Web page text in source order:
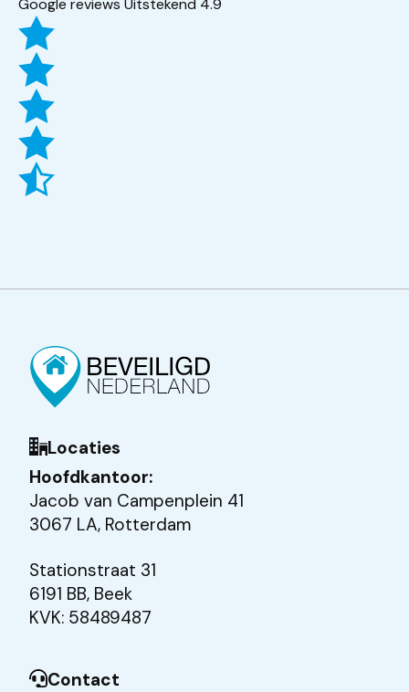
Google reviews Uitstekend 4.9
Locaties
Hoofdkantoor:
Jacob van Campenplein 41
3067 LA, Rotterdam
Stationstraat 31
6191 BB, Beek
KVK: 58489487
Contact